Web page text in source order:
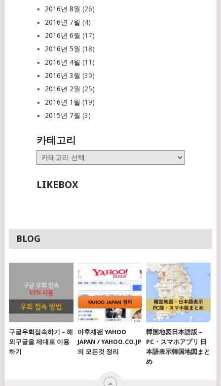
2016년 8월 (26)
2016년 7월 (4)
2016년 6월 (17)
2016년 5월 (18)
2016년 4월 (11)
2016년 3월 (30)
2016년 2월 (25)
2016년 1월 (19)
2015년 7월 (3)
카테고리
카
테
리
LIKEBOX
BLOG
구글우회접속하기 – 해
외구글을 제대로 이용
하기
야후재팬 YAHOO
JAPAN / YAHOO.CO.JP
의 모든것 정리
韓国地図日本語版 –
PC・スマホアプリ 日
本語表示韓国地図まと
め